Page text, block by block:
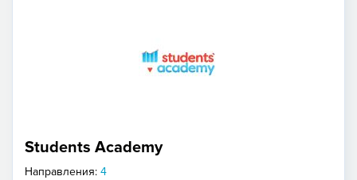
Students Academy
Направления: 4